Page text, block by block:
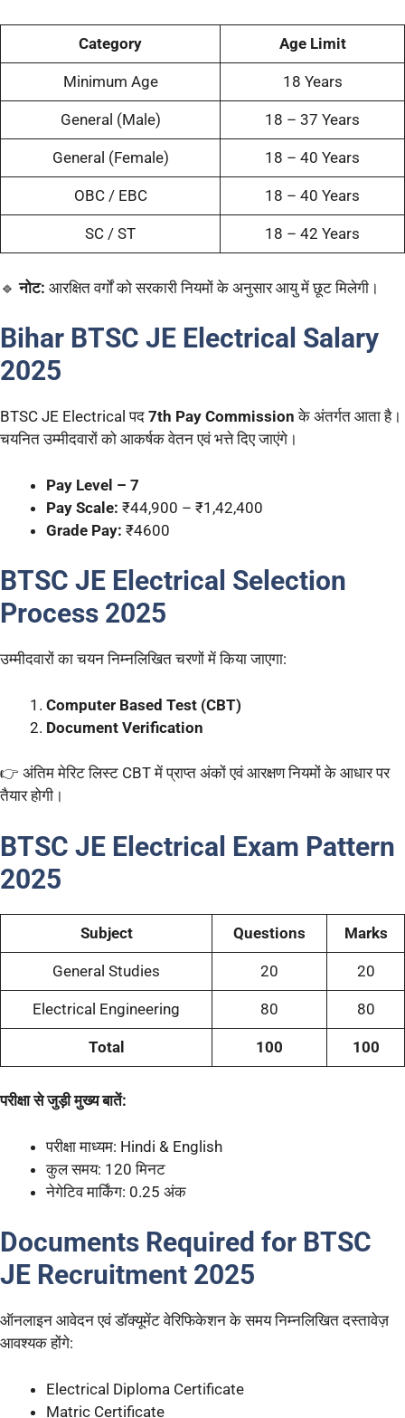
Category Age Limit
Minimum Age 18 Years
General (Male) 18 – 37 Years
General (Female) 18 – 40 Years
OBC / EBC 18 – 40 Years
SC / ST 18 – 42 Years
🔹नोट: आरक्षित वर्गों को सरकारी नियमों के अनुसार आयु में छूट मिलेगी।
Bihar BTSC JE Electrical Salary
2025
BTSC JE Electrical पद 7th Pay Commission के अंतर्गत आता है।
चयनित उम्मीदवारों को आकर्षक वेतन एवं भत्ते दिए जाएंगे।
Pay Level – 7
Pay Scale: ₹44,900 – ₹1,42,400
Grade Pay: ₹4600
BTSC JE Electrical Selection
Process 2025
उम्मीदवारों का चयन निम्नलिखित चरणों में किया जाएगा:
Computer Based Test (CBT)
Document Verification
👉 अंतिम मेरिट लिस्ट CBT में प्राप्त अंकों एवं आरक्षण नियमों के आधार पर
तैयार होगी।
BTSC JE Electrical Exam Pattern
2025
Subject Questions Marks
General Studies 20 20
Electrical Engineering 80 80
Total 100 100
परीक्षा से जुड़ी मुख्य बातें:
परीक्षा माध्यम: Hindi & English
कुल समय: 120 मिनट
नेगेटिव मार्किंग: 0.25 अंक
Documents Required for BTSC
JE Recruitment 2025
ऑनलाइन आवेदन एवं डॉक्यूमेंट वेरिफिकेशन के समय निम्नलिखित दस्तावेज़
आवश्यक होंगे:
Electrical Diploma Certificate
Matric Certificate